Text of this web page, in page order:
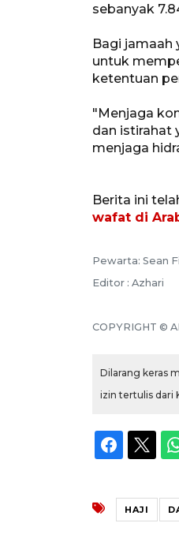
sebanyak
Bagi jamaah
untuk
ketentuan
"Menjaga
dan istirahat
menjaga
Berita ini
wafat di
Pewarta: Sean
Editor : Azhari
COPYRIGHT ©
Dilarang keras
izin tertulis dari
HAJI